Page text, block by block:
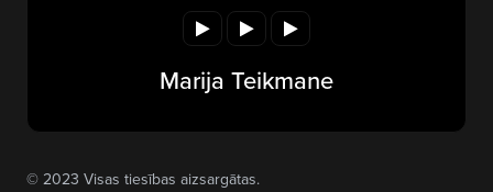
Marija Teikmane
© 2023 Visas tiesības aizsargātas.